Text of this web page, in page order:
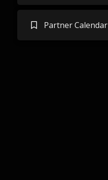
Partner Calendar